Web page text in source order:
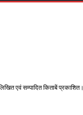
एवं सम्पादित किताबें प्रकाशित।